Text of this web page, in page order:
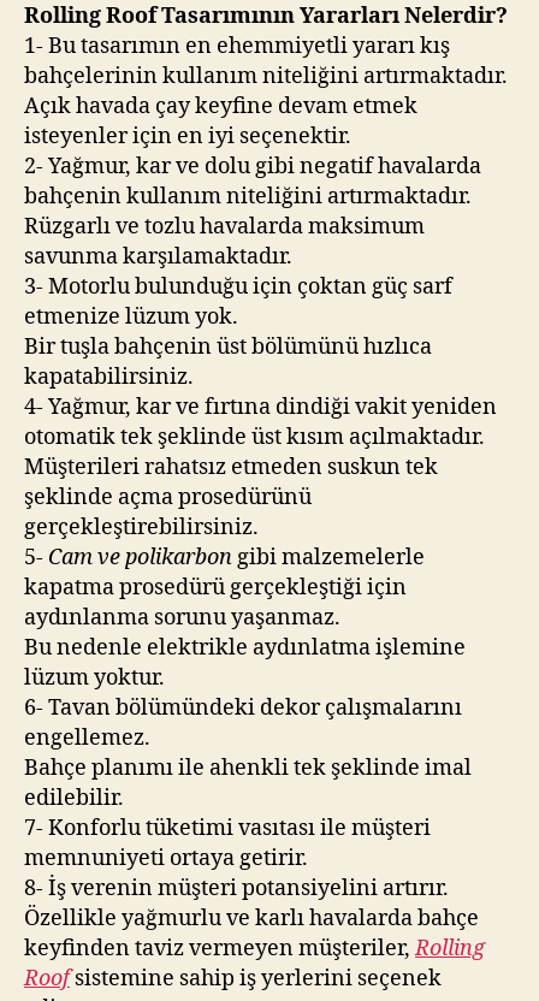
Rolling Roof Tasarımının Yararları Nelerdir?
1- Bu tasarımın en ehemmiyetli yararı kış
bahçelerinin kullanım niteliğini artırmaktadır.
Açık havada çay keyfine devam etmek
isteyenler için en iyi seçenektir.
2- Yağmur, kar ve dolu gibi negatif havalarda
bahçenin kullanım niteliğini artırmaktadır.
Rüzgarlı ve tozlu havalarda maksimum
savunma karşılamaktadır.
3- Motorlu bulunduğu için çoktan güç sarf
etmenize lüzum yok.
Bir tuşla bahçenin üst bölümünü hızlıca
kapatabilirsiniz.
4- Yağmur, kar ve fırtına dindiği vakit yeniden
otomatik tek şeklinde üst kısım açılmaktadır.
Müşterileri rahatsız etmeden suskun tek
şeklinde açma prosedürünü
gerçekleştirebilirsiniz.
5- Cam ve polikarbon gibi malzemelerle
kapatma prosedürü gerçekleştiği için
aydınlanma sorunu yaşanmaz.
Bu nedenle elektrikle aydınlatma işlemine
lüzum yoktur.
6- Tavan bölümündeki dekor çalışmalarını
engellemez.
Bahçe planımı ile ahenkli tek şeklinde imal
edilebilir.
7- Konforlu tüketimi vasıtası ile müşteri
memnuniyeti ortaya getirir.
8- İş verenin müşteri potansiyelini artırır.
Özellikle yağmurlu ve karlı havalarda bahçe
keyfinden taviz vermeyen müşteriler,Rolling
Roofsistemine sahip iş yerlerini seçenek